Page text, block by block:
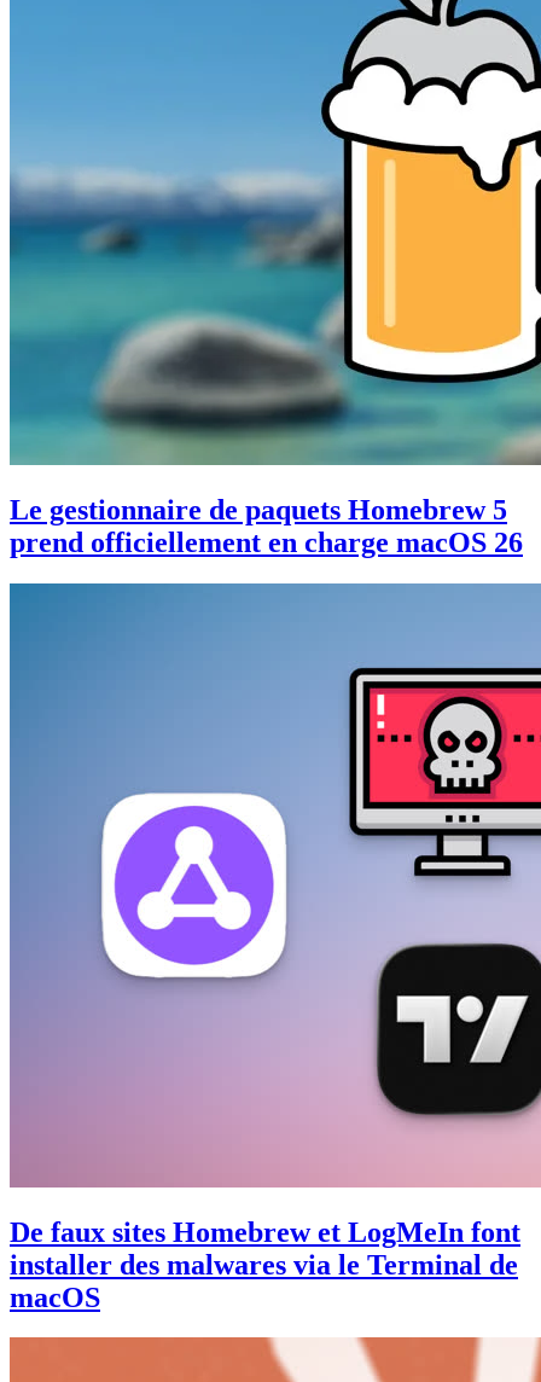
Le gestionnaire de paquets Homebrew 5
prend officiellement en charge macOS 26
De faux sites Homebrew et LogMeIn font
installer des malwares via le Terminal de
macOS